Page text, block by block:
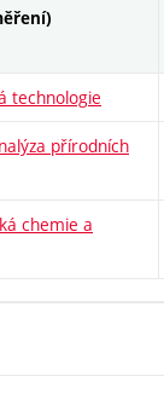
technologie
přírodních
chemie a